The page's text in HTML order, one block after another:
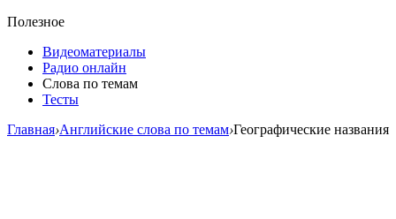
Полезное
Видеоматериалы
Радио онлайн
Слова по темам
Тесты
Главная›Английские слова по темам›Географические названия